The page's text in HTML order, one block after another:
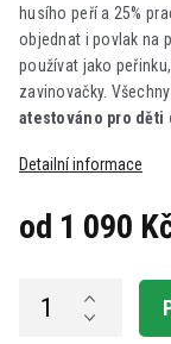
od 1 090
husího peří a 25%
objednat i povlak na
používat jako
zavinovačky.
atestováno pro děti
Detailní informace